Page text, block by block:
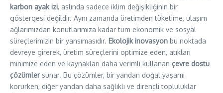
karbon ayak izi, aslında sadece iklim değişikliğinin bir
göstergesi değildir. Aynı zamanda üretimden tüketime, ulaşım
ağlarımızdan konutlarımıza kadar tüm ekonomik ve sosyal
süreçlerimizin bir yansımasıdır. Ekolojik inovasyon bu noktada
devreye girerek, üretim süreçlerini optimize eden, atıkları
minimize eden ve kaynakları daha verimli kullanan çevre dostu
çözümlersunar. Bu çözümler, bir yandan doğal yaşamı
korurken, diğer yandan daha sağlıklı ve dirençli topluluklar